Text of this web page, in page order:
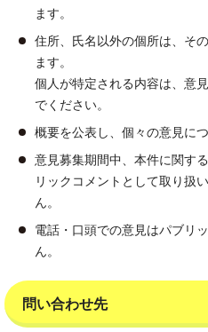
ます。
住所、氏名以外の個所は、そ
ます。
個人が特定される内容は、意
でください。
概要を公表し、個々の意見に
意見募集期間中、本件に関す
リックコメントとして取り扱
ん。
電話・口頭での意見はパブリ
ん。
問い合わせ先